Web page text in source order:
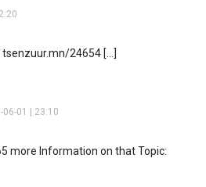
tsenzuur.mn/24654 […]
06-01 | 23:10
more Information on that Topic: